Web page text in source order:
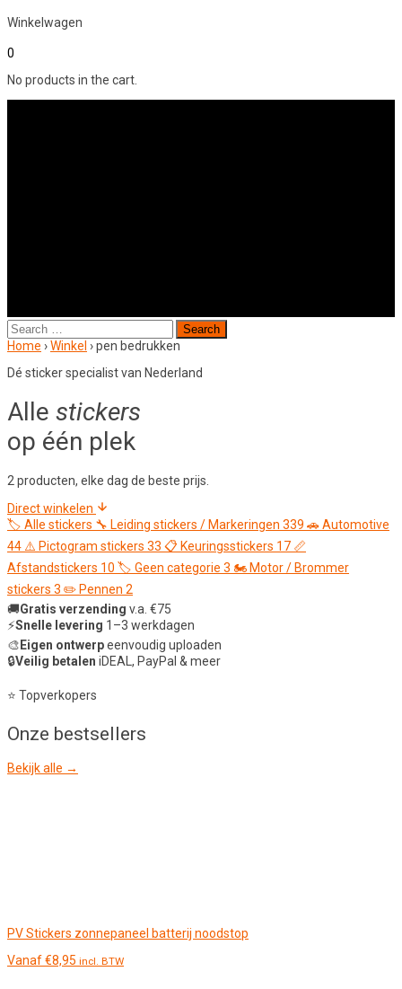
Winkelwagen
0
No products in the cart.
Search
for:
Home ›Winkel ›pen bedrukken
Dé sticker specialist van Nederland
Alle stickers
op één plek
2 producten, elke dag de beste prijs.
Direct winkelen
🏷️ Alle stickers 🔧 Leiding stickers / Markeringen 339 🚗Automotive
44 ⚠️ Pictogram stickers 33 📋 Keuringsstickers 17 📏
Afstandstickers 10 🏷️ Geen categorie 3 🏍️ Motor / Brommer
stickers 3 ✏️ Pennen 2
🚚Gratis verzending v.a. €75
⚡Snelle levering 1–3 werkdagen
🎨 Eigen ontwerpeenvoudig uploaden
🔒Veilig betalen iDEAL, PayPal & meer
⭐ Topverkopers
Onze bestsellers
Bekijk alle →
PV Stickers zonnepaneel batterij noodstop
Vanaf€8,95 incl. BTW